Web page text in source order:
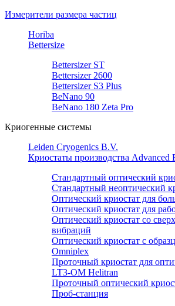
Измерители размера частиц
Horiba
Bettersize
Bettersizer ST
Bettersizer 2600
Bettersizer S3 Plus
BeNano 90
BeNano 180 Zeta Pro
Криогенные системы
Leiden Cryogenics B.V.
Криостаты производства Advanced
Стандартный оптический
Стандартный неоптический
Оптический криостат для
Оптический криостат для
Оптический криостат со
вибраций
Оптический криостат с
Omniplex
Проточный криостат для
LT3-OM Helitran
Проточный оптический
Проб-станция